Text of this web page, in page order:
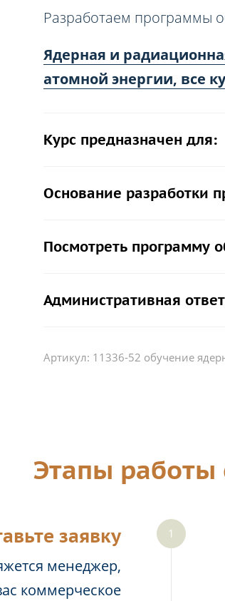
Разработаем программы
Ядерная и
атомной энергии, все
Курс предназначен для:
Основание разработки
Посмотреть программу
Административная
Артикул: 11336-52 обучение
Этапы работы
заявку
менеджер,
коммерческое